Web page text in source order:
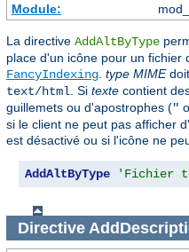
Module:
La directive AddAltByType
place d'un icône pour un fichier
FancyIndexing type MIME
text/html . Si texte contient
guillemets ou d'apostrophes ("
si le client ne peut pas afficher
est désactivé ou si l'icône ne
AddAltByType 'Fichier
Directive